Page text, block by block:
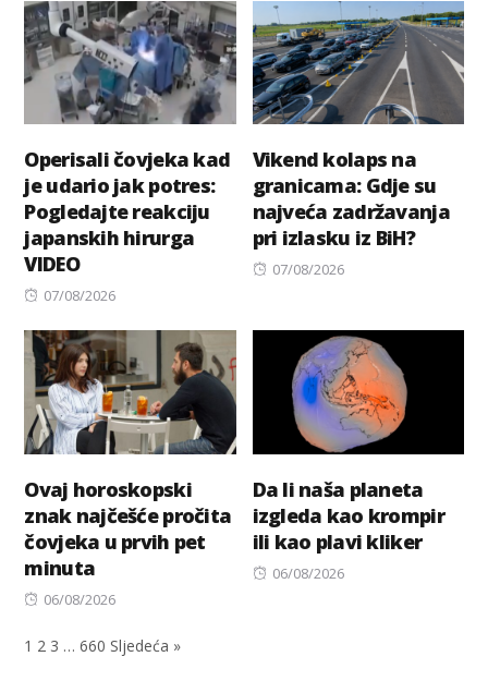
Operisali čovjeka kad
je udario jak potres:
Pogledajte reakciju
japanskih hirurga
VIDEO
Posted
07/08/2026
Vikend kolaps na
granicama: Gdje su
najveća zadržavanja
pri izlasku iz BiH?
Posted
07/08/2026
Ovaj horoskopski
znak najčešće pročita
čovjeka u prvih pet
minuta
Posted
06/08/2026
Da li naša planeta
izgleda kao krompir
ili kao plavi kliker
Posted
06/08/2026
1 2 3 … 660 Sljedeća »